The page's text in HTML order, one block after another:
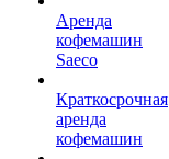
Аренда
кофемашин
Saeco
Краткосрочная
аренда
кофемашин